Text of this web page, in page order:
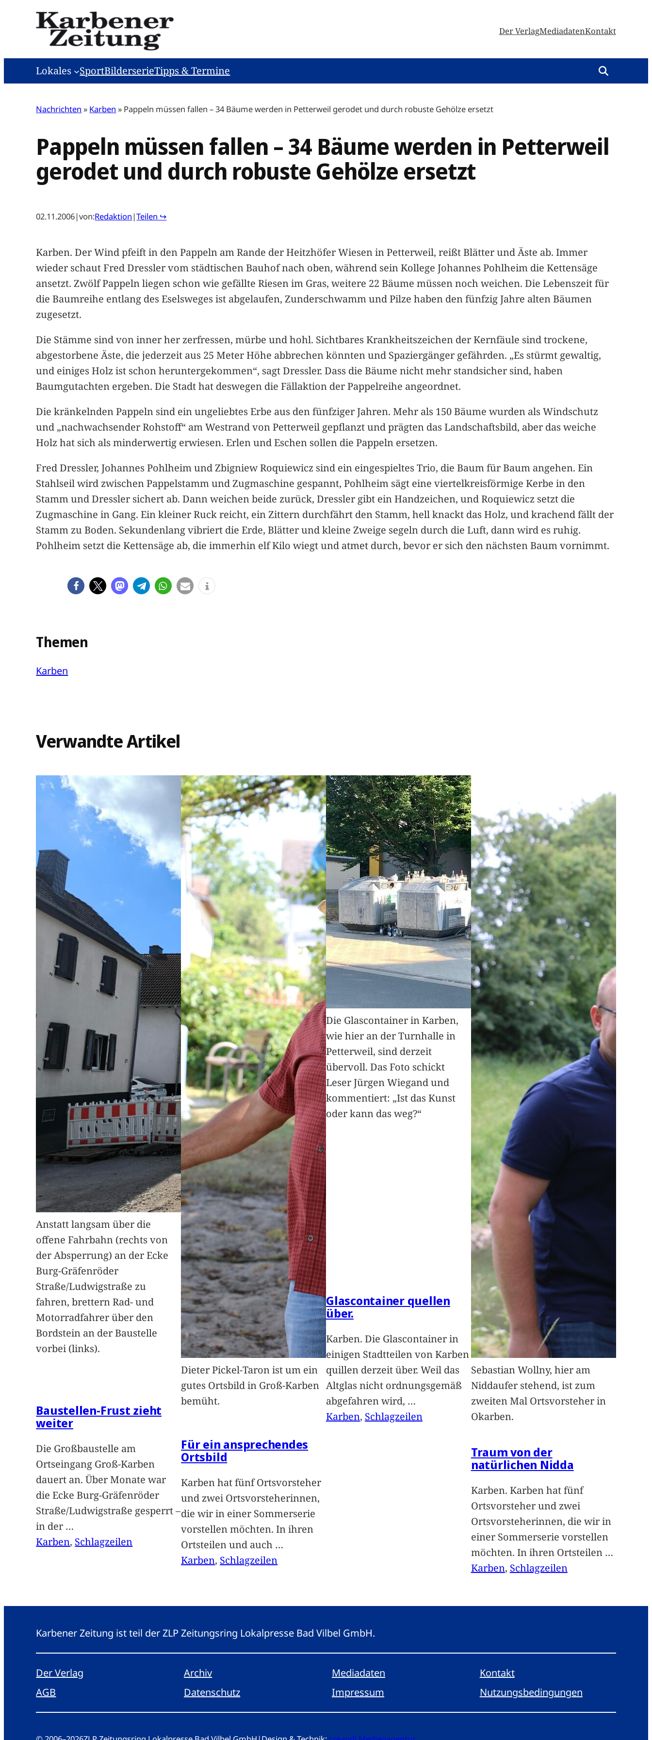
Der VerlagMediadatenKontakt
Lokales SportBilderserieTipps & Termine
Nachrichten » Karben » Pappeln müssen fallen – 34 Bäume werden in Petterweil gerodet und durch robuste Gehölze ersetzt
Pappeln müssen fallen – 34 Bäume werden in Petterweil
gerodet und durch robuste Gehölze ersetzt
02.11.2006|von:Redaktion |Teilen ↪
Karben. Der Wind pfeift in den Pappeln am Rande der Heitzhöfer Wiesen in Petterweil, reißt Blätter und Äste ab. Immer
wieder schaut Fred Dressler vom städtischen Bauhof nach oben, während sein Kollege Johannes Pohlheim die Kettensäge
ansetzt. Zwölf Pappeln liegen schon wie gefällte Riesen im Gras, weitere 22 Bäume müssen noch weichen. Die Lebenszeit für
die Baumreihe entlang des Eselsweges ist abgelaufen, Zunderschwamm und Pilze haben den fünfzig Jahre alten Bäumen
zugesetzt.
Die Stämme sind von inner her zerfressen, mürbe und hohl. Sichtbares Krankheitszeichen der Kernfäule sind trockene,
abgestorbene Äste, die jederzeit aus 25 Meter Höhe abbrechen könnten und Spaziergänger gefährden. „Es stürmt gewaltig,
und einiges Holz ist schon heruntergekommen“, sagt Dressler. Dass die Bäume nicht mehr standsicher sind, haben
Baumgutachten ergeben. Die Stadt hat deswegen die Fällaktion der Pappelreihe angeordnet.
Die kränkelnden Pappeln sind ein ungeliebtes Erbe aus den fünfziger Jahren. Mehr als 150 Bäume wurden als Windschutz
und „nachwachsender Rohstoff“ am Westrand von Petterweil gepflanzt und prägten das Landschaftsbild, aber das weiche
Holz hat sich als minderwertig erwiesen. Erlen und Eschen sollen die Pappeln ersetzen.
Fred Dressler, Johannes Pohlheim und Zbigniew Roquiewicz sind ein eingespieltes Trio, die Baum für Baum angehen. Ein
Stahlseil wird zwischen Pappelstamm und Zugmaschine gespannt, Pohlheim sägt eine viertelkreisförmige Kerbe in den
Stamm und Dressler sichert ab. Dann weichen beide zurück, Dressler gibt ein Handzeichen, und Roquiewicz setzt die
Zugmaschine in Gang. Ein kleiner Ruck reicht, ein Zittern durchfährt den Stamm, hell knackt das Holz, und krachend fällt der
Stamm zu Boden. Sekundenlang vibriert die Erde, Blätter und kleine Zweige segeln durch die Luft, dann wird es ruhig.
Pohlheim setzt die Kettensäge ab, die immerhin elf Kilo wiegt und atmet durch, bevor er sich den nächsten Baum vornimmt.
Themen
Karben
Verwandte Artikel
Anstatt langsam über die
offene Fahrbahn (rechts von
der Absperrung) an der Ecke
Burg-Gräfenröder
Straße/Ludwigstraße zu
fahren, brettern Rad- und
Motorradfahrer über den
Bordstein an der Baustelle
vorbei (links).
Baustellen-Frust zieht
weiter
Die Großbaustelle am
Ortseingang Groß-Karben
dauert an. Über Monate war
die Ecke Burg-Gräfenröder
Straße/Ludwigstraße gesperrt –
in der …
Karben, Schlagzeilen
Dieter Pickel-Taron ist um ein
gutes Ortsbild in Groß-Karben
bemüht.
Für ein ansprechendes
Ortsbild
Karben hat fünf Ortsvorsteher
und zwei Ortsvorsteherinnen,
die wir in einer Sommerserie
vorstellen möchten. In ihren
Ortsteilen und auch …
Karben, Schlagzeilen
Die Glascontainer in Karben,
wie hier an der Turnhalle in
Petterweil, sind derzeit
übervoll. Das Foto schickt
Leser Jürgen Wiegand und
kommentiert: „Ist das Kunst
oder kann das weg?“
Glascontainer quellen
über.
Karben. Die Glascontainer in
einigen Stadtteilen von Karben
quillen derzeit über. Weil das
Altglas nicht ordnungsgemäß
abgefahren wird, …
Karben, Schlagzeilen
Sebastian Wollny, hier am
Niddaufer stehend, ist zum
zweiten Mal Ortsvorsteher in
Okarben.
Traum von der
natürlichen Nidda
Karben. Karben hat fünf
Ortsvorsteher und zwei
Ortsvorsteherinnen, die wir in
einer Sommerserie vorstellen
möchten. In ihren Ortsteilen …
Karben, Schlagzeilen
Karbener Zeitung ist teil der ZLP Zeitungsring Lokalpresse Bad Vilbel GmbH.
Der Verlag Archiv Mediadaten
Kontakt
AGB
Datenschutz Impressum Nutzungsbedingungen